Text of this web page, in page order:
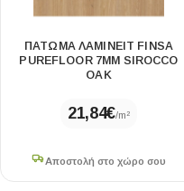
ΠΑΤΩΜΑ ΛΑΜΙΝΕΙΤ FINSA
PUREFLOOR 7MM SIROCCO
OAK
21,84€/m²
Αποστολή στο χώρο σου